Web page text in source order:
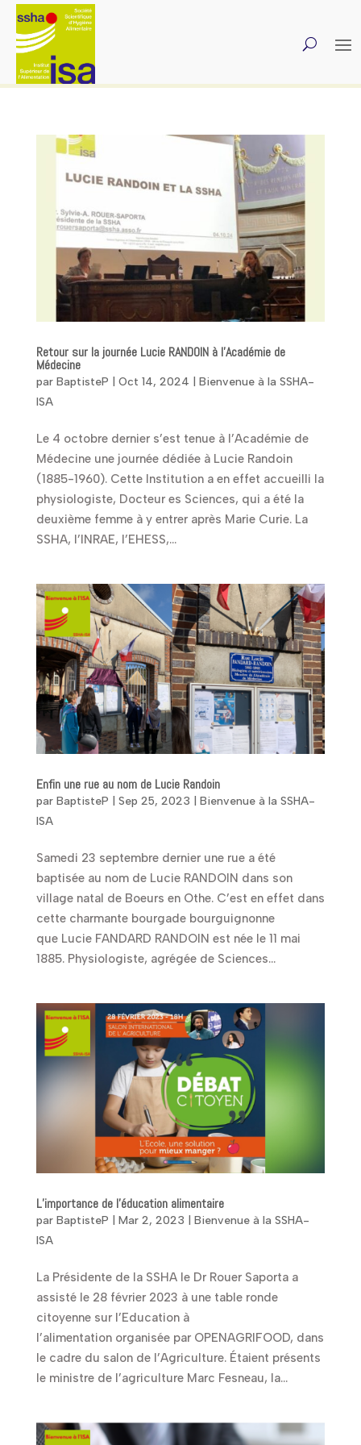
Retour sur la journée Lucie RANDOIN à l’Académie de
Médecine
par BaptisteP Oct 14, 2024
Bienvenue à la SSHA-
ISA
Le 4 octobre dernier s’est tenue à l’Académie de
Médecine une journée dédiée à Lucie Randoin
(1885-1960). Cette Institution a en effet accueilli la
physiologiste, Docteur es Sciences, qui a été la
deuxième femme à y entrer après Marie Curie. La
SSHA, l’INRAE, l’EHESS,...
Enfin une rue au nom de Lucie Randoin
par BaptisteP Sep 25, 2023
Bienvenue à la SSHA-
ISA
Samedi 23 septembre dernier une rue a été
baptisée au nom de Lucie RANDOIN dans son
village natal de Boeurs en Othe. C’est en effet dans
cette charmante bourgade bourguignonne
que Lucie FANDARD RANDOIN est née le 11 mai
1885. Physiologiste, agrégée de Sciences...
L’importance de l’éducation alimentaire
par BaptisteP Mar 2, 2023
Bienvenue à la SSHA-
ISA
La Présidente de la SSHA le Dr Rouer Saporta a
assisté le 28 février 2023 à une table ronde
citoyenne sur l’Education à
l’alimentation organisée par OPENAGRIFOOD, dans
le cadre du salon de l’Agriculture. Étaient présents
le ministre de l’agriculture Marc Fesneau, la...